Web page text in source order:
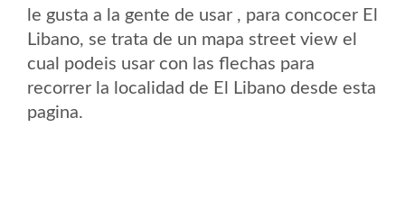
le gusta a la gente de usar , para concocer El
Libano, se trata de un mapa street view el
cual podeis usar con las flechas para
recorrer la localidad de El Libano desde esta
pagina.